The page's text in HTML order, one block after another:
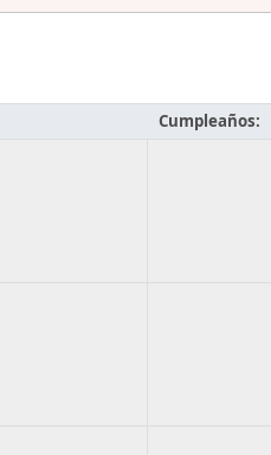
Cumpleaños: